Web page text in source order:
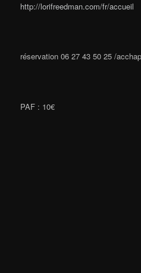
http://lorifreedman.com/fr/accueil
réservation 06 27 43 50 25 /
PAF : 10€